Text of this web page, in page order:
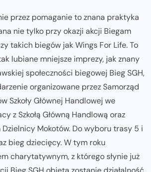
przez pomaganie to znana praktyka
nie tylko przy okazji akcji Biegam
takich biegów jak Wings For Life. To
lubiane mniejsze imprezy, jak znany
społeczności biegowej Bieg SGH,
organizowane przez Samorząd
Szkoły Głównej Handlowej we
z Szkołą Główną Handlową oraz
Dzielnicy Mokotów. Do wyboru trasy 5 i
bieg dziecięcy. W tym roku
charytatywnym, z którego słynie już